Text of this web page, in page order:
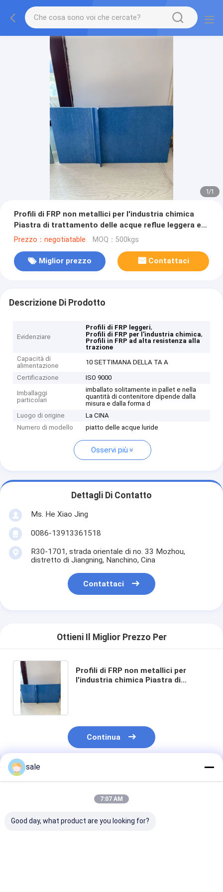
1/1
Profili di FRP non metallici per l'industria chimica
Piastra di trattamento delle acque reflue leggera e
resistente alla trazione
Prezzo：negotiatable MOQ：500kgs
Miglior prezzo Contattaci
Descrizione Di Prodotto
Evidenziare
Profili di FRP leggeri,
Profili di FRP per l'industria chimica,
Profili in FRP ad alta resistenza alla
trazione
Capacità di
alimentazione
10 SETTIMANA DELLA TA A
Certificazione ISO 9000
Imballaggi
particolari
imballato solitamente in pallet e nella
quantità di contenitore dipende dalla
misura e dalla forma d
Luogo di origine
La CINA
Numero di modello
piatto delle acque luride
Osservi più
Dettagli Di Contatto
Ms. He Xiao Jing
0086-13913361518
R30-1701, strada orientale di no. 33 Mozhou,
distretto di Jiangning, Nanchino, Cina
Contattaci
Ottieni Il Miglior Prezzo Per
Profili di FRP non metallici per
l'industria chimica Piastra di
Continua
Prodotti Raccomandati
sale
7:07 AM
Good day, what product are you looking for?